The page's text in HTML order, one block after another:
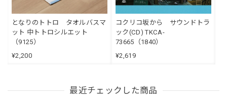
となりのトトロ タオルバスマ
ット 中トトロシルエット
（9125）
¥2,200
コクリコ坂から サウンドトラ
ック(CD) TKCA-
73665（1840）
¥2,619
最近チェックした商品